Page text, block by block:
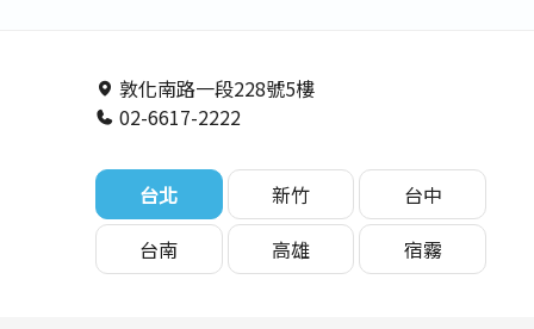
台北 新竹
台中
台南
高雄 宿霧
02-6617-2222
敦化南路一段228號5樓